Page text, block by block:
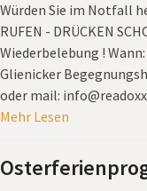
Würden Sie im Notfall
RUFEN - DRÜCKEN
Wiederbelebung !
Glienicker
oder mail:
Mehr Lesen